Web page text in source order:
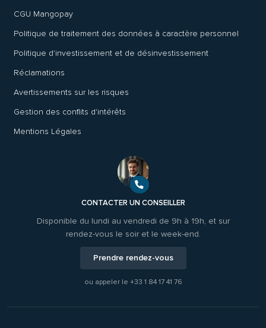
CGU Mangopay
Politique de traitement des données à caractère personnel
Politique d'investissement et de désinvestissement
Réclamations
Avertissements sur les risques
Gestion des conflits d'intérêts
Mentions Légales
CONTACTER UN CONSEILLER
Disponible du lundi au vendredi de 9h à 19h, et sur
rendez-vous le soir et le week-end.
Prendre rendez-vous
ou appeler le +33 1 84 17 41 76